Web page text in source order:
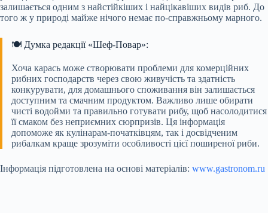
залишається одним з найстійкіших і найцікавіших видів риб. До
того ж у природі майже нічого немає по-справжньому марного.
🍽️ Думка редакції «Шеф-Повар»:
Хоча карась може створювати проблеми для комерційних
рибних господарств через свою живучість та здатність
конкурувати, для домашнього споживання він залишається
доступним та смачним продуктом. Важливо лише обирати
чисті водойми та правильно готувати рибу, щоб насолодитися
її смаком без неприємних сюрпризів. Ця інформація
допоможе як кулінарам-початківцям, так і досвідченим
рибалкам краще зрозуміти особливості цієї поширеної риби.
Інформація підготовлена на основі матеріалів: www.gastronom.ru